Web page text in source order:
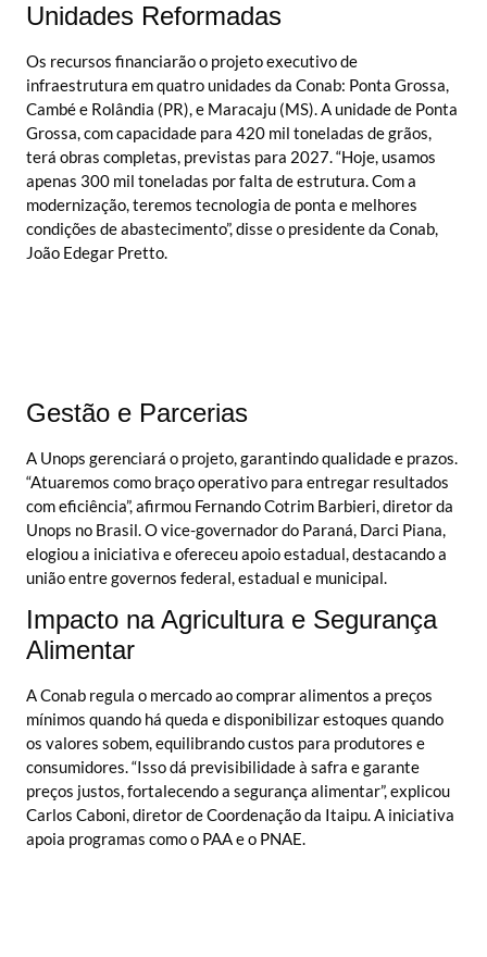
Unidades Reformadas
Os recursos financiarão o projeto executivo de
infraestrutura em quatro unidades da Conab: Ponta Grossa,
Cambé e Rolândia (PR), e Maracaju (MS). A unidade de Ponta
Grossa, com capacidade para 420 mil toneladas de grãos,
terá obras completas, previstas para 2027. “Hoje, usamos
apenas 300 mil toneladas por falta de estrutura. Com a
modernização, teremos tecnologia de ponta e melhores
condições de abastecimento”, disse o presidente da Conab,
João Edegar Pretto.
Gestão e Parcerias
A Unops gerenciará o projeto, garantindo qualidade e prazos.
“Atuaremos como braço operativo para entregar resultados
com eficiência”, afirmou Fernando Cotrim Barbieri, diretor da
Unops no Brasil. O vice-governador do Paraná, Darci Piana,
elogiou a iniciativa e ofereceu apoio estadual, destacando a
união entre governos federal, estadual e municipal.
Impacto na Agricultura e Segurança
Alimentar
A Conab regula o mercado ao comprar alimentos a preços
mínimos quando há queda e disponibilizar estoques quando
os valores sobem, equilibrando custos para produtores e
consumidores. “Isso dá previsibilidade à safra e garante
preços justos, fortalecendo a segurança alimentar”, explicou
Carlos Caboni, diretor de Coordenação da Itaipu. A iniciativa
apoia programas como o PAA e o PNAE.